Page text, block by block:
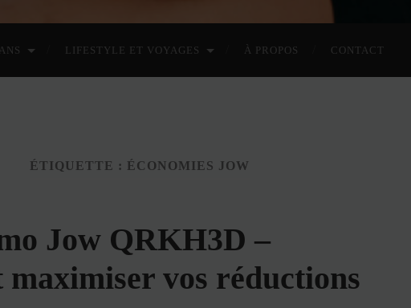
LIFESTYLE ET VOYAGES À PROPOS CONTACT
ÉTIQUETTE : ÉCONOMIES JOW
Jow QRKH3D –
maximiser vos réductions